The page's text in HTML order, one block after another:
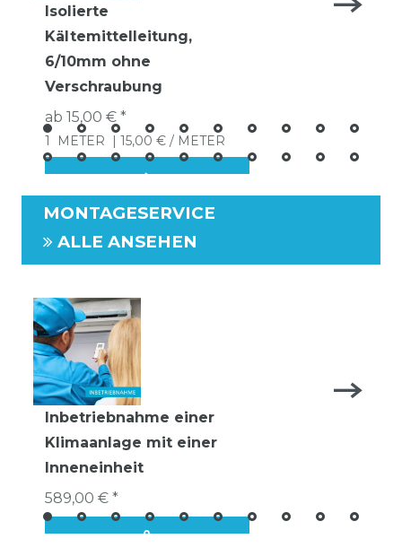
Isolierte
Kältemittelleitung,
6/10mm ohne
Verschraubung
ab 15,00 € *
1 METER | 15,00 € / METER
MONTAGESERVICE
ALLE ANSEHEN
Inbetriebnahme einer
Klimaanlage mit einer
Inneneinheit
589,00 € *